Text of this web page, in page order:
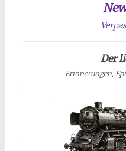
Der
Erinnerungen,